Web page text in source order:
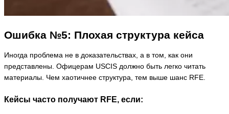
Ошибка №5: Плохая структура кейса
Иногда проблема не в доказательствах, а в том, как они
представлены. Офицерам USCIS должно быть легко читать
материалы. Чем хаотичнее структура, тем выше шанс RFE.
Кейсы часто получают RFE, если: